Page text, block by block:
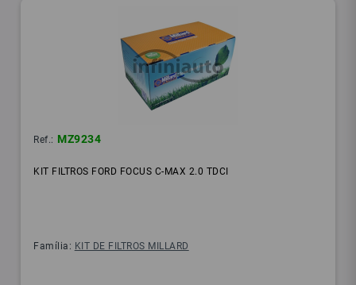
Ref.: MZ9234
KIT FILTROS FORD FOCUS C-MAX 2.0 TDCI
Família: KIT DE FILTROS MILLARD